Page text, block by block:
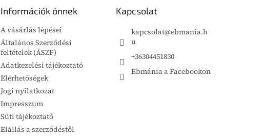
Információk önnek
A vásárlás lépései
Általános Szerződési
feltételek (ÁSZF)
Adatkezelési tájékoztató
Elérhetőségek
Jogi nyilatkozat
Impresszum
Süti tájékoztató
Elállás a szerződéstől
Kapcsolat
kapcsolat@ebmania.h
u
+36304451830
Ebmánia a Facebookon